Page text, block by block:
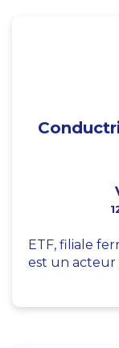
ETF, filiale
est un acteur